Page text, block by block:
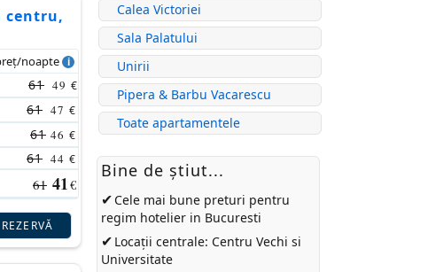
centru,
noapte
61 49 €
61 47 €
61 46 €
61 44 €
61 41€
REZERVĂ
Calea Victoriei
Sala Palatului
Unirii
Pipera & Barbu Vacarescu
Toate apartamentele
Bine de ştiut...
✔ Cele mai bune preturi pentru
regim hotelier in Bucuresti
✔ Locații centrale: Centru Vechi si
Universitate